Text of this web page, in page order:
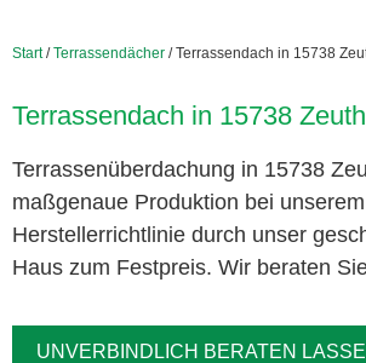
Start/Terrassendächer / Terrassendach in 15738
Terrassendach in 15738
Terrassenüberdachung in 15738
maßgenaue Produktion bei
Herstellerrichtlinie durch unser
Haus zum Festpreis. Wir beraten
UNVERBINDLICH BERATEN